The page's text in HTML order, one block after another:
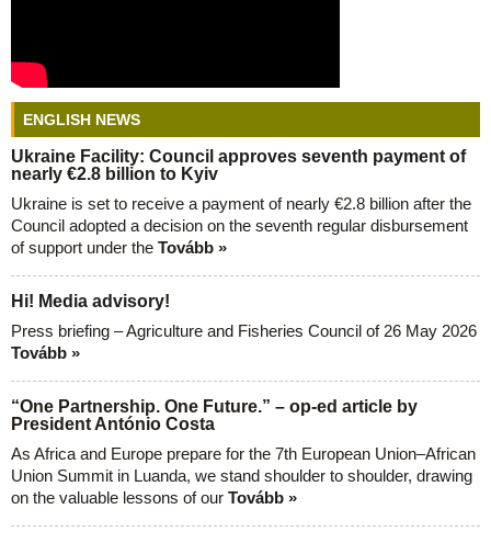
ENGLISH NEWS
Ukraine Facility: Council approves seventh payment of
nearly €2.8 billion to Kyiv
Ukraine is set to receive a payment of nearly €2.8 billion after the
Council adopted a decision on the seventh regular disbursement
of support under the Tovább »
Hi! Media advisory!
Press briefing – Agriculture and Fisheries Council of 26 May 2026
Tovább »
“One Partnership. One Future.” – op-ed article by
President António Costa
As Africa and Europe prepare for the 7th European Union–African
Union Summit in Luanda, we stand shoulder to shoulder, drawing
on the valuable lessons of our Tovább »